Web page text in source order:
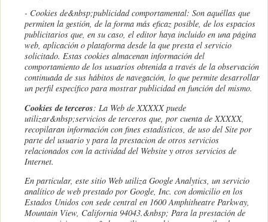
- Cookies de&nbsp;publicidad comportamental: Son aquéllas que
permiten la gestión, de la forma más eficaz posible, de los espacios
publicitarios que, en su caso, el editor haya incluido en una página
web, aplicación o plataforma desde la que presta el servicio
solicitado. Estas cookies almacenan información del
comportamiento de los usuarios obtenida a través de la observación
continuada de sus hábitos de navegación, lo que permite desarrollar
un perfil específico para mostrar publicidad en función del mismo.
Cookies de terceros: La Web de XXXXX puede
utilizar&nbsp;servicios de terceros que, por cuenta de XXXXX,
recopilaran información con fines estadísticos, de uso del Site por
parte del usuario y para la prestacion de otros servicios
relacionados con la actividad del Website y otros servicios de
Internet.
En particular, este sitio Web utiliza Google Analytics, un servicio
analítico de web prestado por Google, Inc. con domicilio en los
Estados Unidos con sede central en 1600 Amphitheatre Parkway,
Mountain View, California 94043.&nbsp; Para la prestación de